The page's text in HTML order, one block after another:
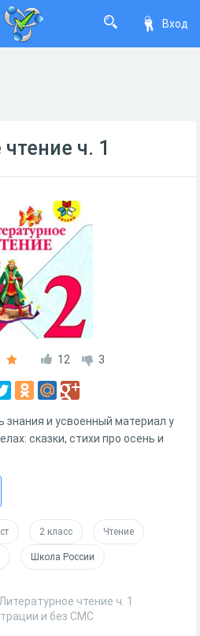
Вход
ч. 1
12 3
знания и усвоенный материал у
сказки, стихи про осень и
2 класс Чтение
Школа России
чтение ч. 1
и без СМС